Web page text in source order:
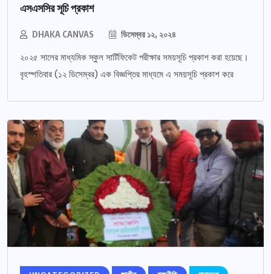
এসএসসির সূচি প্রকাশ
DHAKA CANVAS ডিসেম্বর ১২, ২০২৪
২০২৫ সালের মাধ্যমিক স্কুল সার্টিফিকেট পরীক্ষার সময়সূচি প্রকাশ করা হয়েছে।
বৃহস্পতিবার (১২ ডিসেম্বর) এক বিজ্ঞপ্তির মাধ্যমে এ সময়সূচি প্রকাশ করে